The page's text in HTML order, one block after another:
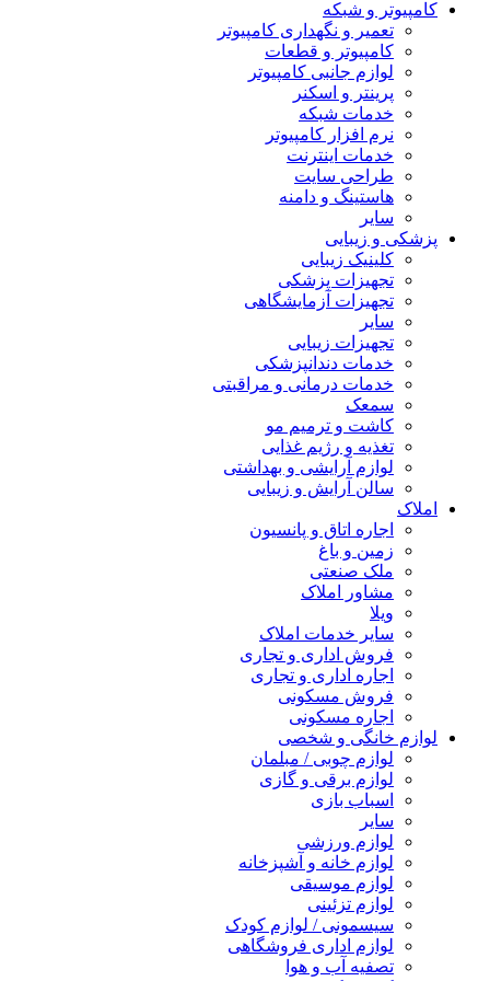
کامپیوتر و شبکه
تعمیر و نگهداری کامپیوتر
کامپیوتر و قطعات
لوازم جانبی کامپیوتر
پرینتر و اسکنر
خدمات شبکه
نرم افزار کامپیوتر
خدمات اینترنت
طراحی سایت
هاستینگ و دامنه
سایر
پزشکی و زیبایی
کلینیک زیبایی
تجهیزات پزشکی
تجهیزات آزمایشگاهی
سایر
تجهیزات زیبایی
خدمات دندانپزشکی
خدمات درمانی و مراقبتی
سمعک
کاشت و ترمیم مو
تغذیه و رژیم غذایی
لوازم آرایشی و بهداشتی
سالن آرایش و زیبایی
املاک
اجاره اتاق و پانسیون
زمین و باغ
ملک صنعتی
مشاور املاک
ویلا
سایر خدمات املاک
فروش اداری و تجاری
اجاره اداری و تجاری
فروش مسکونی
اجاره مسکونی
لوازم خانگی و شخصی
لوازم چوبی / مبلمان
لوازم برقی و گازی
اسباب بازی
سایر
لوازم ورزشی
لوازم خانه و آشپزخانه
لوازم موسیقی
لوازم تزئینی
سیسمونی / لوازم کودک
لوازم اداری فروشگاهی
تصفیه آب و هوا